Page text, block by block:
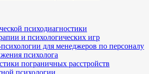
психодиагностики
и психологических игр
для менеджеров по персоналу
психолога
пограничных расстройств
психологии